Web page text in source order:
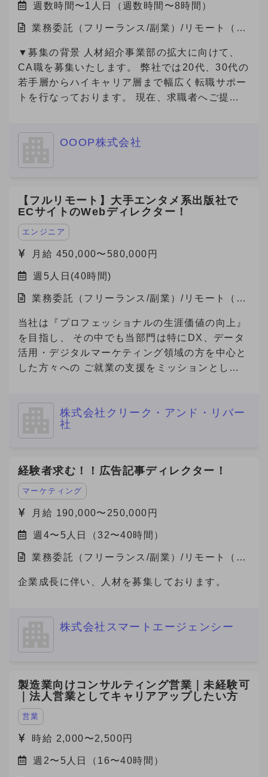
週数時間〜1人日（週数時間〜8時間）
業務委託（フリーランス/副業）/リモート（在
▼募集の背景 人材紹介事業部の拡大に向けて、
CA職を募集いたします。 弊社では20代、30代の
若手層からハイキャリア層まで幅広く転職サポー
トを行なっております。 現在、求職者へご提案
OOOP株式会社
【フルリモート】大手エンタメ系出版社で
ECサイトのWebディレクター！
エンジニア
月給 450,000〜580,000円
週5人日(40時間)
業務委託（フリーランス/副業）/リモート（在
当社は『プロフェッショナルの生涯価値の向上』
を目指し、 その中でも当部門は特にDX、データ
活用・デジタルマーケティング領域の方を中心と
した方々への ご就業の支援をミッションとして
株式会社クリーク・アンド・リバー
社
経験者求む！！広告記事ディレクター！
マーケティング
月給 190,000〜250,000円
週4〜5人日（32〜40時間）
業務委託（フリーランス/副業）/リモート（在
企業成長に伴い、人材を募集しております。
株式会社スマートエージェンシー
製造業向けコンサルティング営業｜未経験可
｜法人営業としてキャリアアップしたい方
営業
時給 2,000〜2,500円
週2〜5人日（16〜40時間）